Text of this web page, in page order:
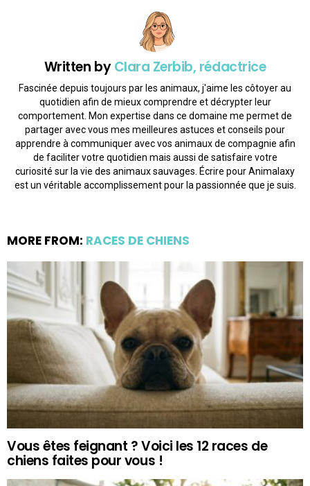
Written byClara Zerbib, rédactrice
Fascinée depuis toujours par les animaux, j'aime les côtoyer au
quotidien afin de mieux comprendre et décrypter leur
comportement. Mon expertise dans ce domaine me permet de
partager avec vous mes meilleures astuces et conseils pour
apprendre à communiquer avec vos animaux de compagnie afin
de faciliter votre quotidien mais aussi de satisfaire votre
curiosité sur la vie des animaux sauvages. Écrire pour Animalaxy
est un véritable accomplissement pour la passionnée que je suis.
MORE FROM: RACES DE CHIENS
Vous êtes feignant ? Voici les 12 races de
chiens faites pour vous !